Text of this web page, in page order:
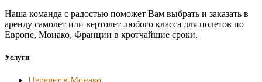
Наша команда с радостью поможет Вам выбрать и заказать в
аренду самолет или вертолет любого класса для полетов по
Европе, Монако, Франции в кротчайшие сроки.
Услуги